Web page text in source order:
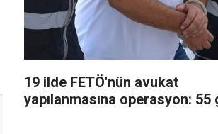
19 ilde FETÖ'nün avukat
yapılanmasına operasyon: 55